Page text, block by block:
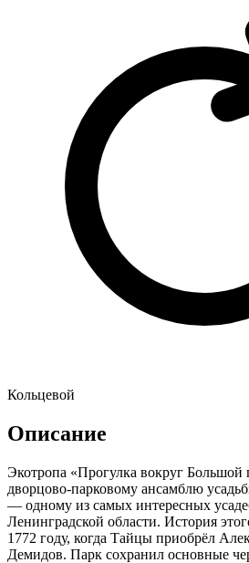
Кольцевой
Описание
Экотропа «Прогулка вокруг
дворцово-парковому ансамблю
— одному из самых интересных
Ленинградской области. История
1772 году, когда Тайцы приобрёл
Демидов. Парк сохранил основные